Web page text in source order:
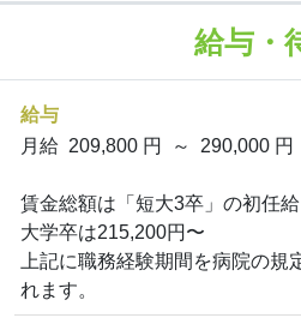
給与・
給与
月給 209,800 円 ～ 290,000 円
賃金総額は「短大3卒」の初任給
大学卒は215,200円〜
上記に職務経験期間を病院の規
れます。